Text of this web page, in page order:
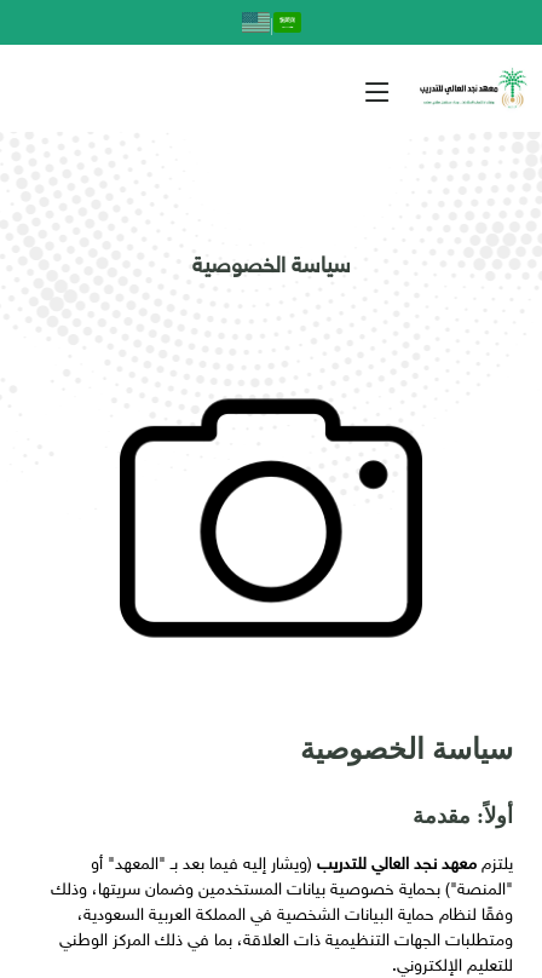
|
سياسة الخصوصية
سياسة الخصوصية
أولاً: مقدمة
يلتزممعهد نجد العالي للتدريب (ويشار إليه فيما بعد بـ "المعهد" أو
"المنصة") بحماية خصوصية بيانات المستخدمين وضمان سريتها، وذلك
وفقًا لنظام حماية البيانات الشخصية في المملكة العربية السعودية،
ومتطلبات الجهات التنظيمية ذات العلاقة، بما في ذلك المركز الوطني
للتعليم الإلكتروني.